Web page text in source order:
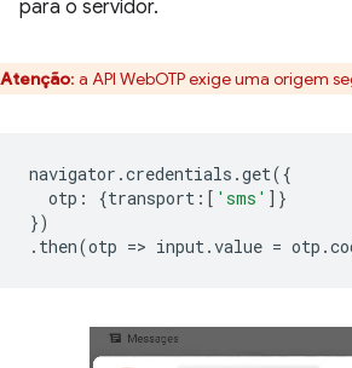
para o servidor.
Atenção: a API WebOTP exige uma origem
navigator .credentials .get({
otp : {transport : [ 'sms' ]}
})
. then(otp => input.value = otp .